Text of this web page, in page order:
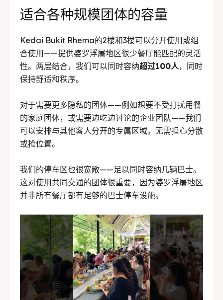
适合各种规模团体的容量
Kedai Bukit Rhema的2楼和3楼可以分开使用或组
合使用——提供婆罗浮屠地区很少餐厅能匹配的灵活
性。两层结合，我们可以同时容纳超过100人，同时
保持舒适和秩序。
对于需要更多隐私的团体——例如想要不受打扰用餐
的家庭团体，或需要边吃边讨论的企业团队——我们
可以安排与其他客人分开的专属区域。无需担心分散
或抢位置。
我们的停车区也很宽敞——足以同时容纳几辆巴士。
这对使用共同交通的团体很重要，因为婆罗浮屠地区
并非所有餐厅都有足够的巴士停车设施。